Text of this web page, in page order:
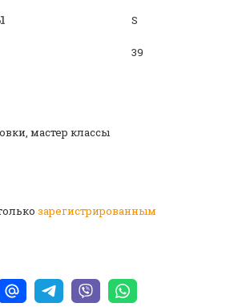
S
39
мастер классы
зарегистрированным